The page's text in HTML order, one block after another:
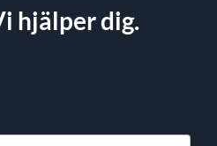
hjälper dig.